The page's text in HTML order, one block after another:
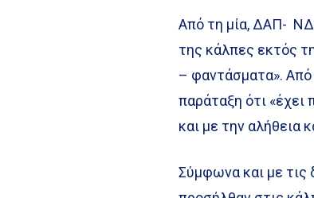
Από τη μία, ΔΑΠ-
της κάλπες εκτός
– φαντάσματα». Από
παράταξη ότι «έχει
και με την αλήθεια
Σύμφωνα και με τις